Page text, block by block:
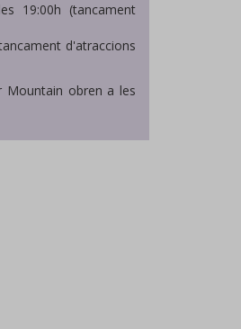
19:00h (tancament
d'atraccions
Mountain obren a les